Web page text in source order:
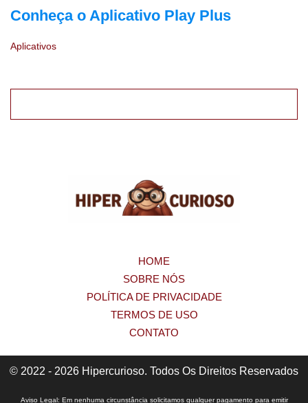
Conheça o Aplicativo Play Plus
Aplicativos
HOME
SOBRE NÓS
POLÍTICA DE PRIVACIDADE
TERMOS DE USO
CONTATO
© 2022 - 2026 Hipercurioso. Todos Os Direitos Reservados
Aviso Legal: Em nenhuma circunstância solicitamos qualquer pagamento para emitir